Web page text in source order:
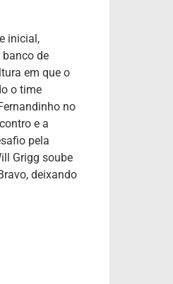
inicial,
de
em que o
o time
no
e a
pela
Grigg soube
deixando